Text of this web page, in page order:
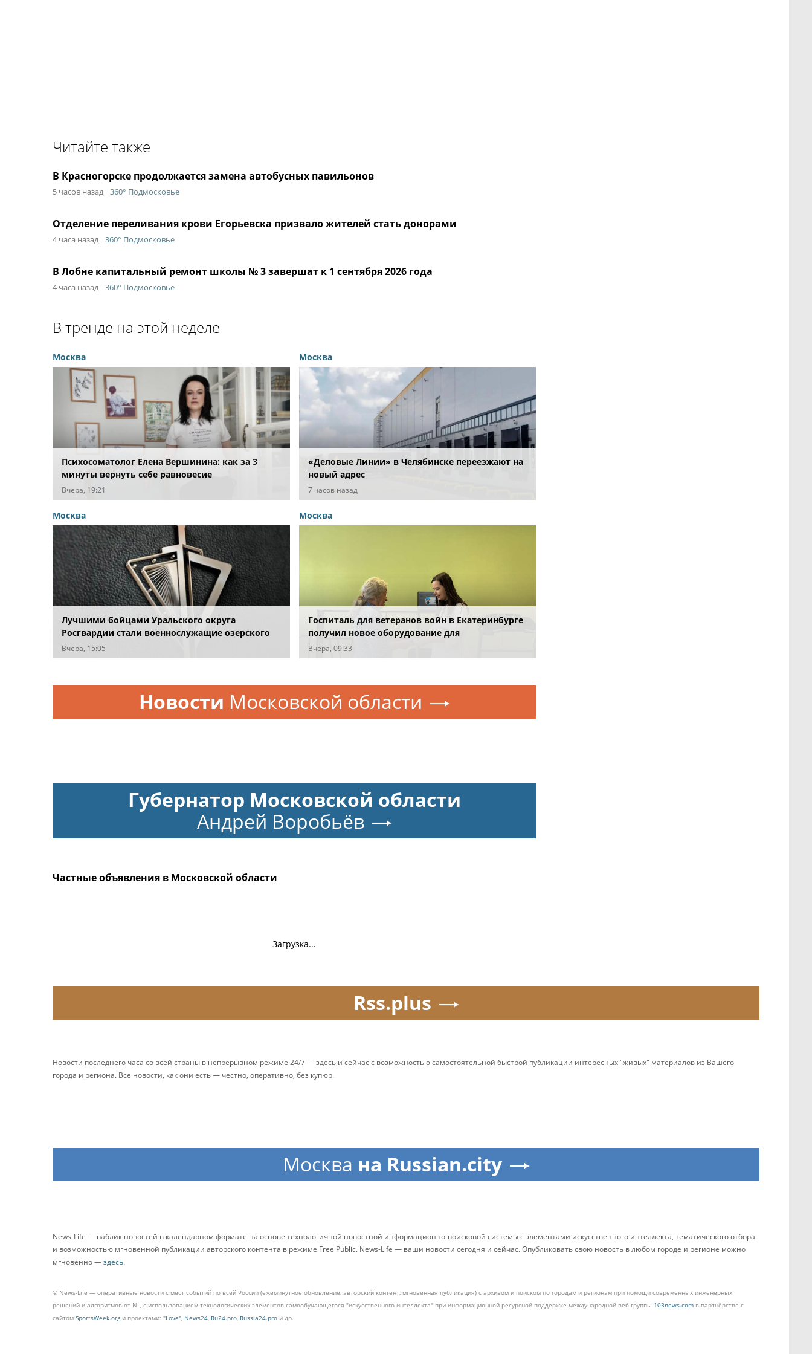
Читайте также
В Красногорске продолжается замена автобусных павильонов
5 часов назад 360° Подмосковье
Отделение переливания крови Егорьевска призвало жителей стать донорами
4 часа назад 360° Подмосковье
В Лобне капитальный ремонт школы № 3 завершат к 1 сентября 2026 года
4 часа назад 360° Подмосковье
В тренде на этой неделе
Москва
Психосоматолог Елена Вершинина: как за 3
минуты вернуть себе равновесие
Вчера, 19:21
Москва
«Деловые Линии» в Челябинске переезжают на
новый адрес
7 часов назад
Москва
Лучшими бойцами Уральского округа
Росгвардии стали военнослужащие озерского
соединения по охране важных государственных
объектов
Вчера, 15:05
Москва
Госпиталь для ветеранов войн в Екатеринбурге
получил новое оборудование для
реабилитации
Вчера, 09:33
Новости Московской области
Губернатор Московской области
Андрей Воробьёв
Частные объявления в Московской области
Загрузка...
Rss.plus
Новости последнего часа со всей страны в непрерывном режиме 24/7 — здесь и сейчас с возможностью самостоятельной быстрой публикации интересных "живых" материалов из Вашего
города и региона. Все новости, как они есть — честно, оперативно, без купюр.
Москва на Russian.city
News-Life — паблик новостей в календарном формате на основе технологичной новостной информационно-поисковой системы с элементами искусственного интеллекта, тематического отбора
и возможностью мгновенной публикации авторского контента в режиме Free Public. News-Life — ваши новости сегодня и сейчас. Опубликовать свою новость в любом городе и регионе можно
мгновенно —здесь.
© News-Life — оперативные новости с мест событий по всей России (ежеминутное обновление, авторский контент, мгновенная публикация) с архивом и поиском по городам и регионам при помощи современных инженерных
решений и алгоритмов от NL, с использованием технологических элементов самообучающегося "искусственного интеллекта" при информационной ресурсной поддержке международной веб-группы 103news.com в партнёрстве с
сайтом SportsWeek.orgи проектами: "Love", News24, Ru24.pro, Russia24.pro и др.